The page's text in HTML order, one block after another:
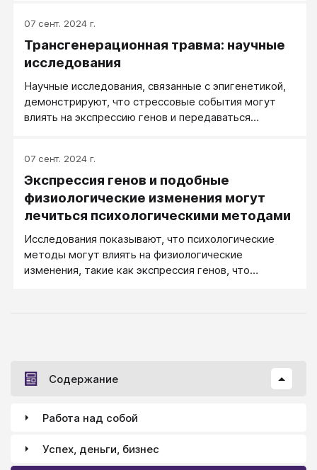
07 сент. 2024 г.
Трансгенерационная травма: научные
исследования
Научные исследования, связанные с эпигенетикой,
демонстрируют, что стрессовые события могут
влиять на экспрессию генов и передаваться
07 сент. 2024 г.
Экспрессия генов и подобные
физиологические изменения могут
лечиться психологическими методами
Исследования показывают, что психологические
методы могут влиять на физиологические
изменения, такие как экспрессия генов, что
Содержание
Работа над собой
Успех, деньги, бизнес